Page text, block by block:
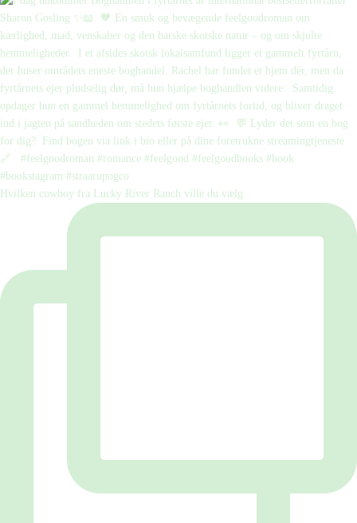
Hvilken cowboy fra Lucky River Ranch ville du vælg